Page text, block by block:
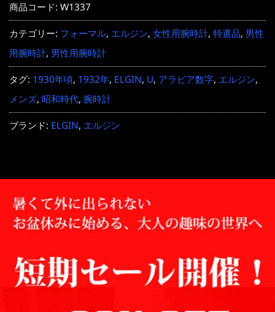
商品コード: W1337
カテゴリー: フォーマル, エルジン, 女性用腕時計, 特選品, 男性
用腕時計, 男性用腕時計
タグ: 1930年頃, 1932年, ELGIN, U, アラビア数字, エルジン,
メンズ, 昭和時代, 腕時計
ブランド: ELGIN, エルジン